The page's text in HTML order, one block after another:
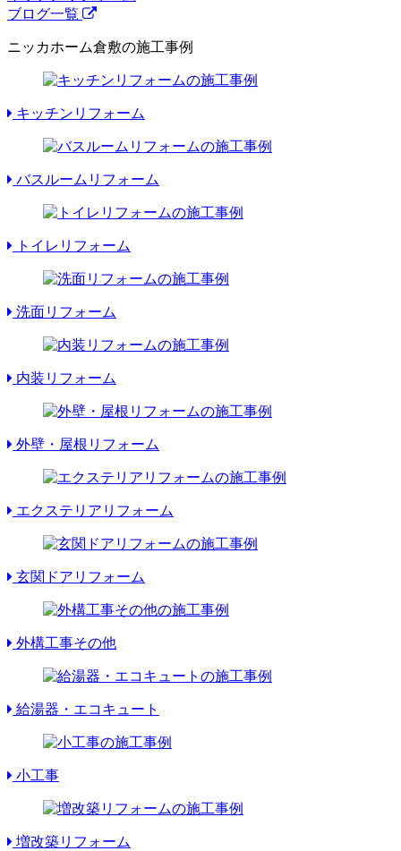
ブログ一覧
ニッカホーム倉敷の施工事例
キッチンリフォーム
バスルームリフォーム
トイレリフォーム
洗面リフォーム
内装リフォーム
外壁・屋根リフォーム
エクステリアリフォーム
玄関ドアリフォーム
外構工事その他
給湯器・エコキュート
小工事
増改築リフォーム